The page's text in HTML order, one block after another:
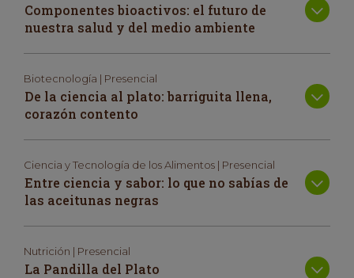
Componentes bioactivos: el futuro de
nuestra salud y del medio ambiente
Biotecnología | Presencial
De la ciencia al plato: barriguita llena,
corazón contento
Ciencia y Tecnología de los Alimentos | Presencial
Entre ciencia y sabor: lo que no sabías de
las aceitunas negras
Nutrición | Presencial
La Pandilla del Plato